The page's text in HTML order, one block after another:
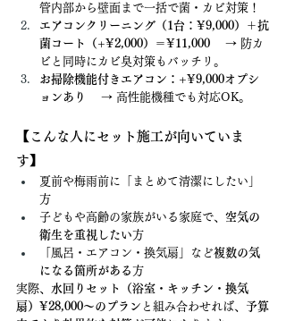
管内部から壁面まで一括で菌・カビ対策！
エアコンクリーニング（1台：¥9,000）＋抗
菌コート（+¥2,000）＝¥11,000 → 防カ
ビと同時にカビ臭対策もバッチリ。
お掃除機能付きエアコン：+¥9,000オプシ
ョンあり
→ 高性能機種でも対応OK。
【こんな人にセット施工が向いていま
す】
夏前や梅雨前に「まとめて清潔にしたい」
方
子どもや高齢の家族がいる家庭で、 空気の
衛生を重視したい方
「風呂・エアコン・換気扇」など複数の気
になる箇所がある方
実際、 水回りセット（浴室・キッチン・換気
扇）¥28,000〜のプラン と組み合わせれば、 予算